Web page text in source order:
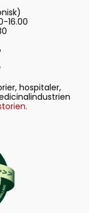
16.00
hospitaler,